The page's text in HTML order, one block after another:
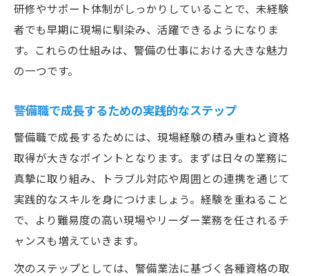
研修やサポート体制がしっかりしていることで、未経験
者でも早期に現場に馴染み、活躍できるようになりま
す。これらの仕組みは、警備の仕事における大きな魅力
の一つです。
警備職で成長するための実践的なステップ
警備職で成長するためには、現場経験の積み重ねと資格
取得が大きなポイントとなります。まずは日々の業務に
真摯に取り組み、トラブル対応や周囲との連携を通じて
実践的なスキルを身につけましょう。経験を重ねること
で、より難易度の高い現場やリーダー業務を任されるチ
ャンスも増えていきます。
次のステップとしては、警備業法に基づく各種資格の取